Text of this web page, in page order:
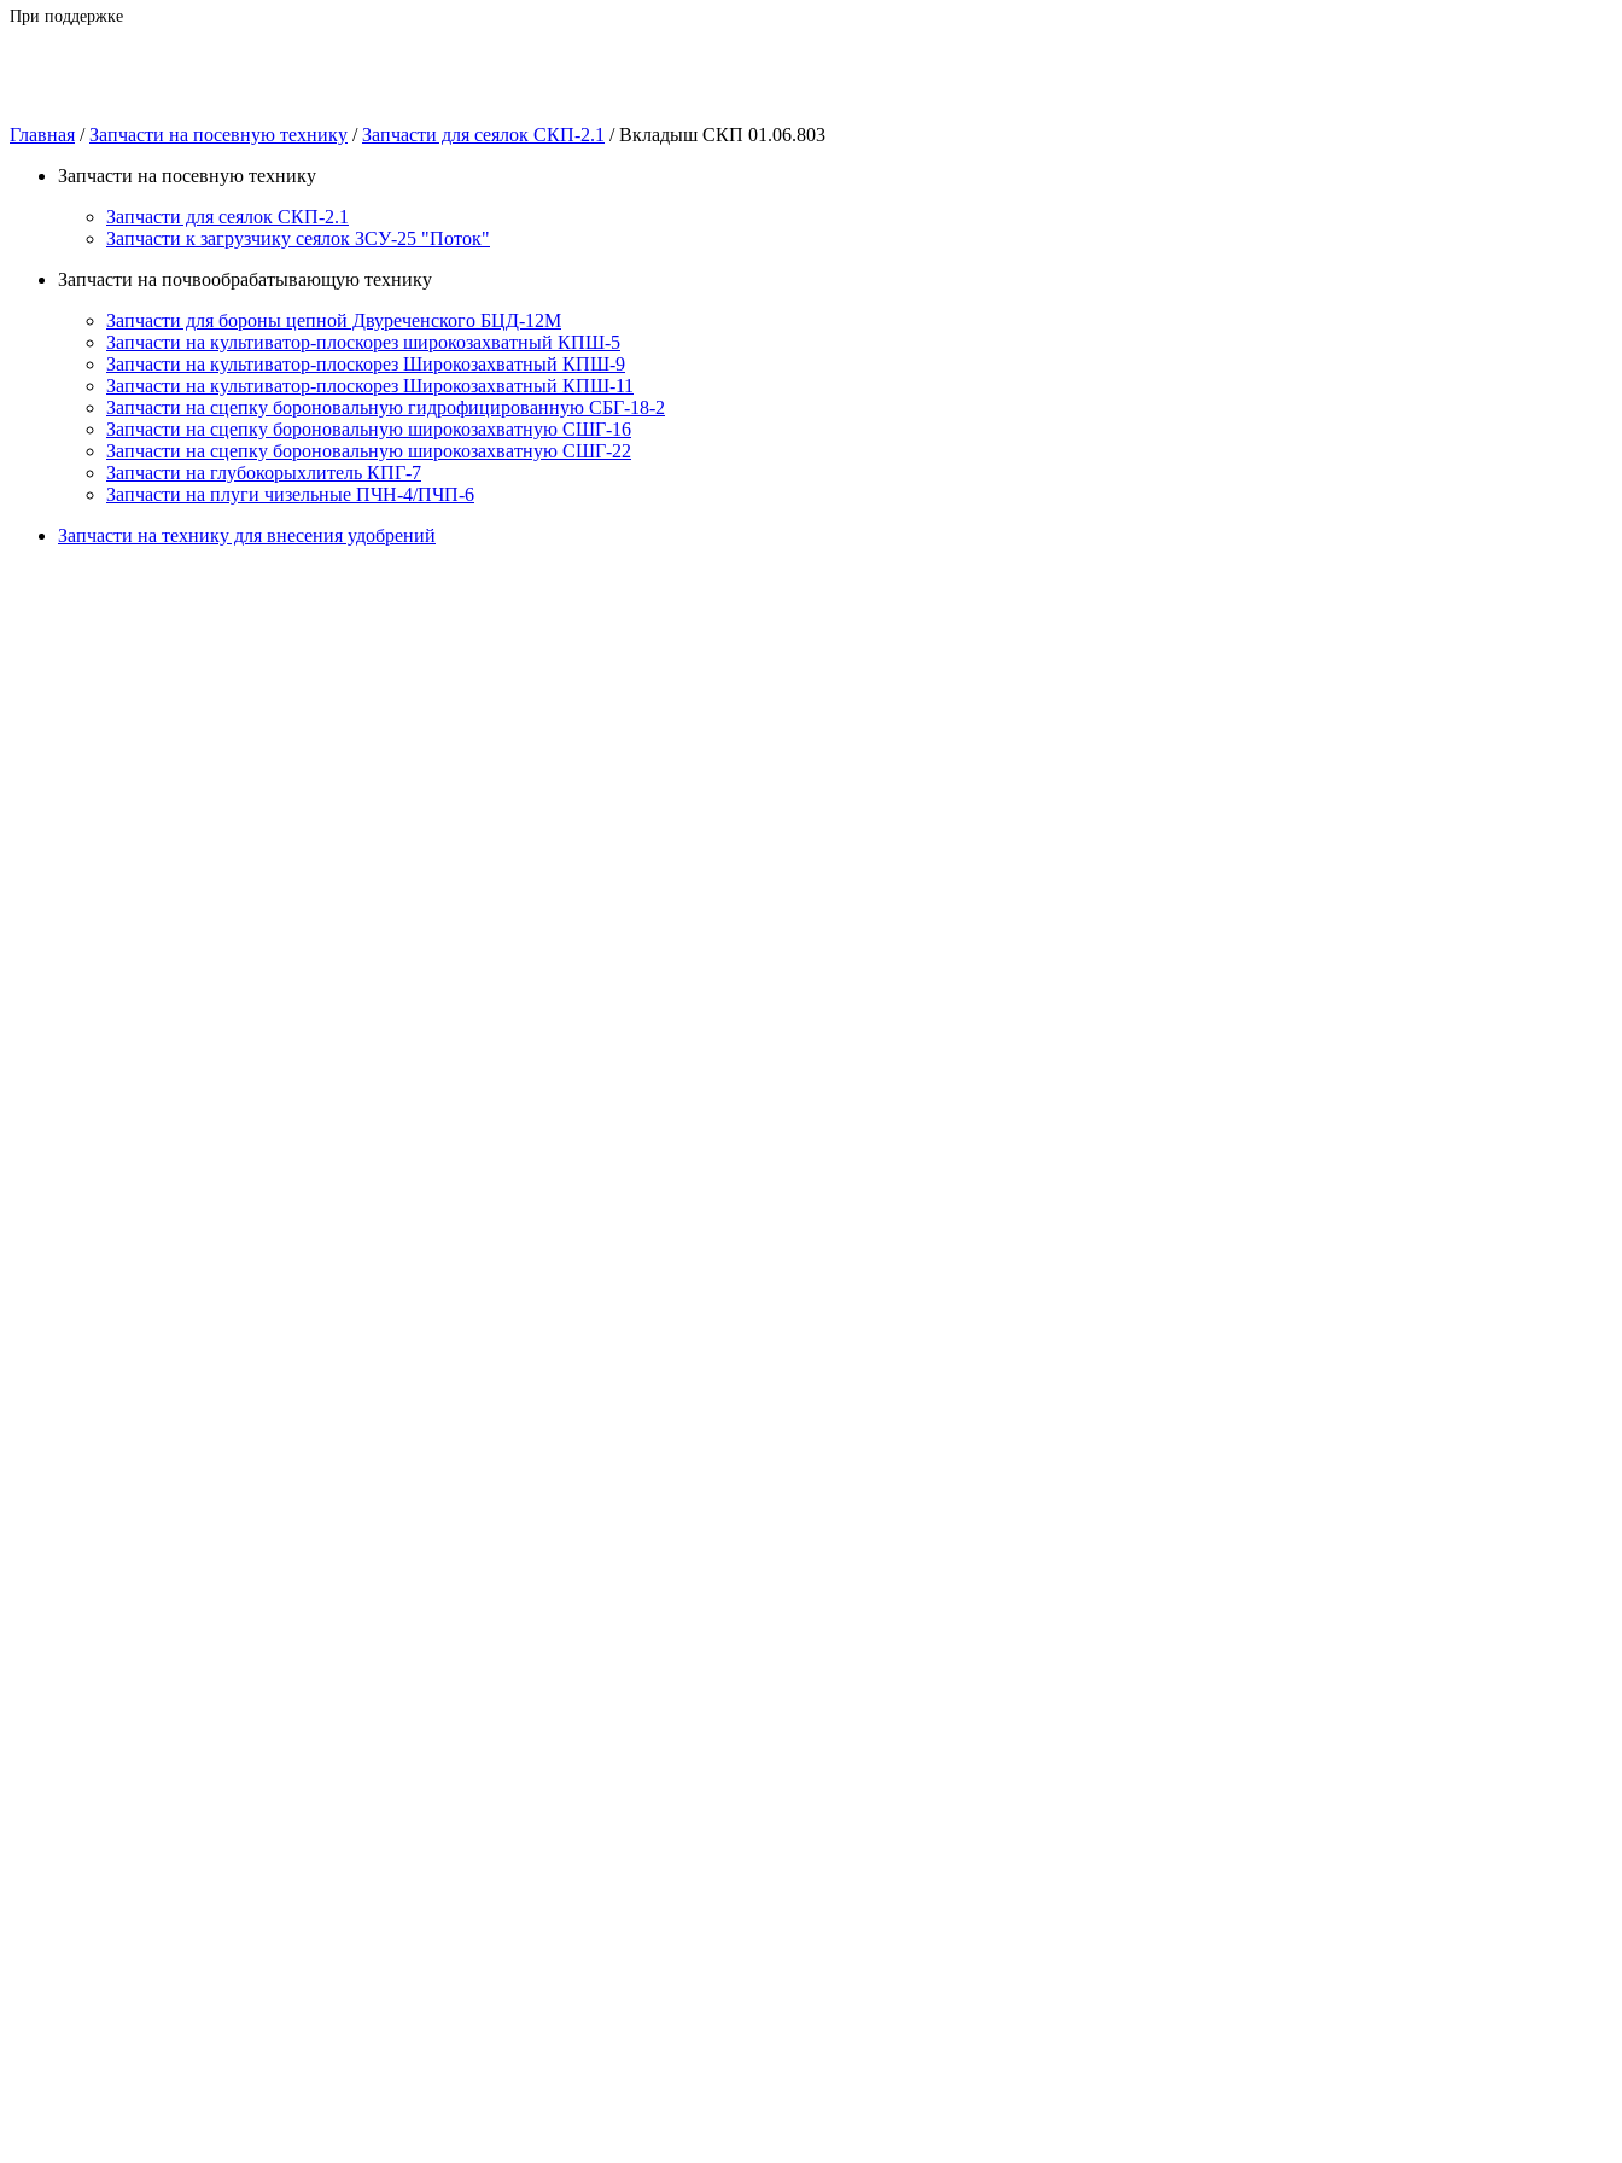
При поддержке
Главная /Запчасти на посевную технику /Запчасти для сеялок СКП-2.1 / Вкладыш СКП 01.06.803
Запчасти на посевную технику
Запчасти для сеялок СКП-2.1
Запчасти к загрузчику сеялок ЗСУ-25 "Поток"
Запчасти на почвообрабатывающую технику
Запчасти для бороны цепной Двуреченского БЦД-12М
Запчасти на культиватор-плоскорез широкозахватный КПШ-5
Запчасти на культиватор-плоскорез Широкозахватный КПШ-9
Запчасти на культиватор-плоскорез Широкозахватный КПШ-11
Запчасти на сцепку бороновальную гидрофицированную СБГ-18-2
Запчасти на сцепку бороновальную широкозахватную СШГ-16
Запчасти на сцепку бороновальную широкозахватную СШГ-22
Запчасти на глубокорыхлитель КПГ-7
Запчасти на плуги чизельные ПЧН-4/ПЧП-6
Запчасти на технику для внесения удобрений